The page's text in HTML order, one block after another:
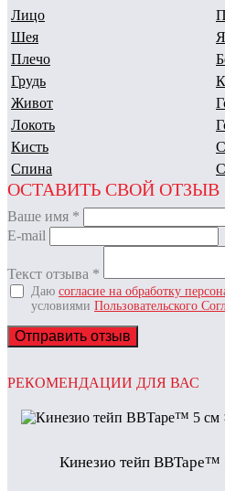
Лицо
Шея
Плечо
Грудь
Живот
Локоть
Кисть
Спина
ОСТАВИТЬ СВОЙ ОТЗЫВ
Ваше имя *
E-mail
Текст отзыва *
Даю согласие на обработку
условиями Пользовательского
Отправить отзыв
РЕКОМЕНДАЦИИ ДЛЯ ВАС
Кинезио тейп